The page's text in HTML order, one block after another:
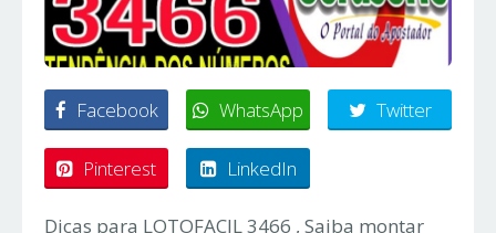
Facebook WhatsApp Twitter
Pinterest LinkedIn
Dicas para LOTOFACIL 3466 , Saiba montar